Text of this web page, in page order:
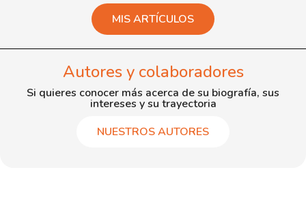
MIS ARTÍCULOS
Autores y colaboradores
Si quieres conocer más acerca de su biografía, sus
intereses y su trayectoria
NUESTROS AUTORES